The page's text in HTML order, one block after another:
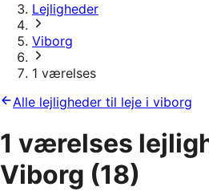
Lejligheder
Viborg
1 værelses
Alle lejligheder til leje i viborg
1 værelses
Viborg (18)